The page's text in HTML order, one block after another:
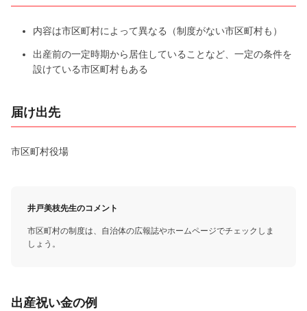
内容は市区町村によって異なる（制度がない市区町村も）
出産前の一定時期から居住していることなど、一定の条件を
設けている市区町村もある
届け出先
市区町村役場
井戸美枝先生のコメント
市区町村の制度は、自治体の広報誌やホームページでチェックしま
しょう。
出産祝い金の例